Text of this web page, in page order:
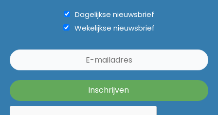
Dagelijkse nieuwsbrief
Wekelijkse nieuwsbrief